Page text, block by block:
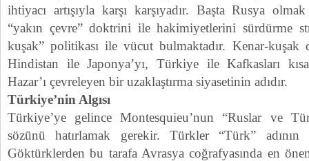
ihtiyacı artışıyla karşı karşıyadır. Başta Rusya
“yakın çevre” doktrini ile hakimiyetlerini sürdürme
kuşak” politikası ile vücut bulmaktadır. Kenar-kuşak
Hindistan ile Japonya’yı, Türkiye ile Kafkasları
Hazar’ı çevreleyen bir uzaklaştırma siyasetinin adıdır.
Türkiye’nin Algısı
Türkiye’ye gelince Montesquieu’nun “Ruslar ve
sözünü hatırlamak gerekir. Türkler “Türk”
Göktürklerden bu tarafa Avrasya coğrafyasında en